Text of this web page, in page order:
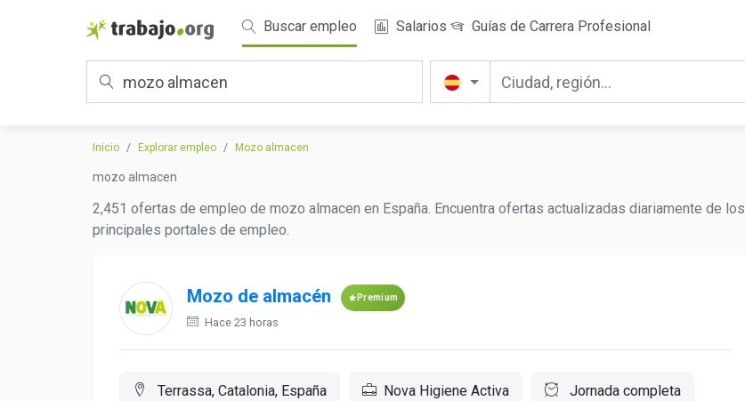
Buscar empleo Salarios Guías de Carrera Profesional
Inicio Explorar empleo Mozo almacen
mozo almacen
2,451 ofertas de empleo de mozo almacen en España. Encuentra ofertas actualizadas diariamente de los
principales portales de empleo.
Mozo de almacén Premium
Hace 23 horas
Terrassa, Catalonia, España Nova Higiene Activa Jornada completa